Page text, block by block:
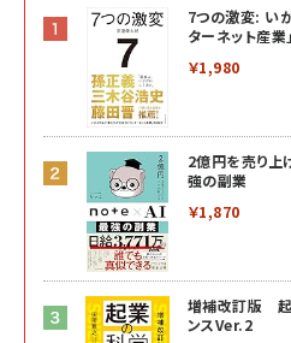
7つの激変: い
ターネット産業
￥1,980
2億円を売り
強の副業
￥1,870
増補改訂版 起
ンスVer.2